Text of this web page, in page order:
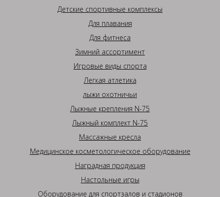
Детские спортивные комплексы
Для плавания
Для фитнеса
Зимний ассортимент
Игровые виды спорта
Легкая атлетика
лыжи охотничьи
Лыжные крепления N-75
Лыжный комплект N-75
Массажные кресла
Медицинское косметологическое оборудование
Наградная продукция
Настольные игры
Оборудование для спортзалов и стадионов